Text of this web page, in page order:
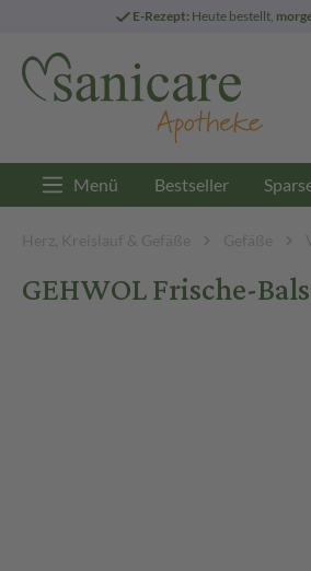
E-Rezept: Heute bestellt,
Menü Bestseller
Herz, Kreislauf & Gefäße Gefäße
GEHWOL Frische-